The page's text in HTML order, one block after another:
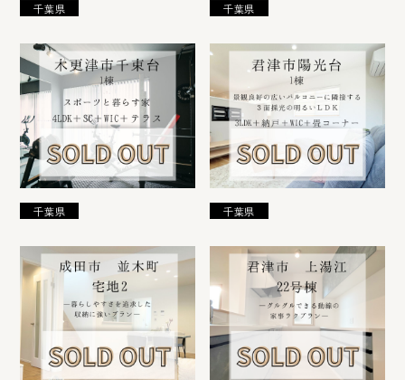
千葉県 千葉県
千葉県 千葉県